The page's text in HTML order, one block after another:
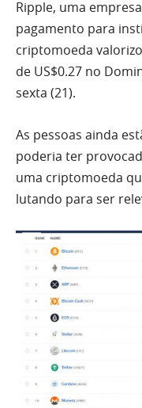
Ripple, uma
pagamento para
criptomoeda
de US$0.27 no
sexta (21).
As pessoas ainda
poderia ter
uma criptomoeda
lutando para ser